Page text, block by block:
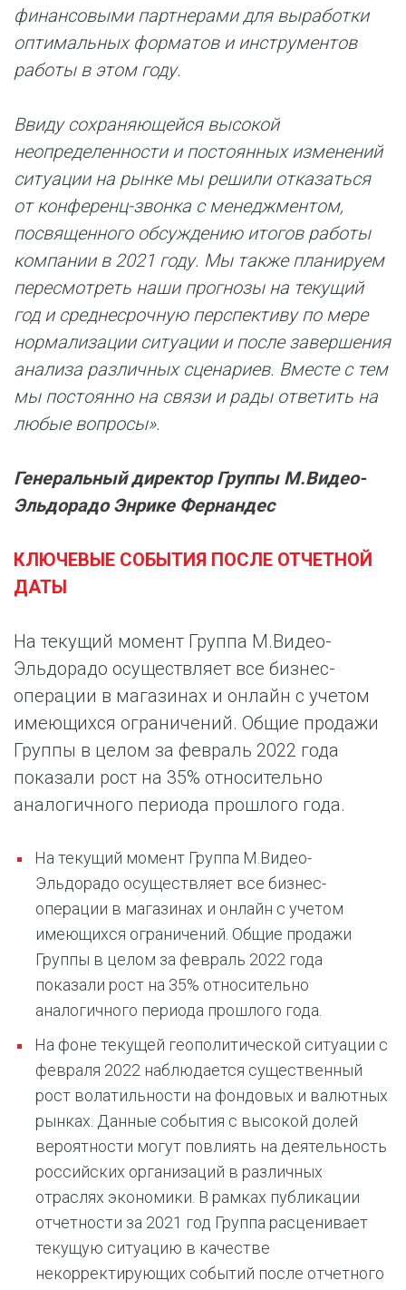
финансовыми партнерами для выработки
оптимальных форматов и инструментов
работы в этом году.
Ввиду сохраняющейся высокой
неопределенности и постоянных изменений
ситуации на рынке мы решили отказаться
от конференц-звонка с менеджментом,
посвященного обсуждению итогов работы
компании в 2021 году. Мы также планируем
пересмотреть наши прогнозы на текущий
год и среднесрочную перспективу по мере
нормализации ситуации и после завершения
анализа различных сценариев. Вместе с тем
мы постоянно на связи и рады ответить на
любые вопросы».
Генеральный директор Группы М.Видео-
Эльдорадо Энрике Фернандес
КЛЮЧЕВЫЕ СОБЫТИЯ ПОСЛЕ ОТЧЕТНОЙ
ДАТЫ
На текущий момент Группа М.Видео-
Эльдорадо осуществляет все бизнес-
операции в магазинах и онлайн с учетом
имеющихся ограничений. Общие продажи
Группы в целом за февраль 2022 года
показали рост на 35% относительно
аналогичного периода прошлого года.
На текущий момент Группа М.Видео-
Эльдорадо осуществляет все бизнес-
операции в магазинах и онлайн с учетом
имеющихся ограничений. Общие продажи
Группы в целом за февраль 2022 года
показали рост на 35% относительно
аналогичного периода прошлого года.
На фоне текущей геополитической ситуации с
февраля 2022 наблюдается существенный
рост волатильности на фондовых и валютных
рынках. Данные события с высокой долей
вероятности могут повлиять на деятельность
российских организаций в различных
отраслях экономики. В рамках публикации
отчетности за 2021 год Группа расценивает
текущую ситуацию в качестве
некорректирующих событий после отчетного